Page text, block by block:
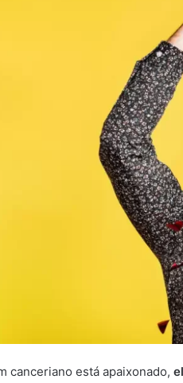
canceriano está apaixonado,